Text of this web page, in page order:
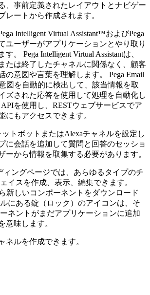
、事前定義されたレイアウトとナビゲー
レートから作成されます。
Intelligent Virtual Assistant™およびPega
ユーザーがアプリケーションとやり取り
。 Pega Intelligent Virtual Assistantは、
たは終了したチャネルに関係なく、顧客
の意図や言葉を理解します。 Pega Email
図を自動的に検出して、該当情報を取
ズされた応答を使用して処理を自動化し
APIを使用し、RESTウェブサービスでア
にもアクセスできます。
ットボットまたはAlexaチャネルを設定し
に会話を追加して質問と回答のセッショ
ーから情報を取集する必要があります。
ィングページでは、あらゆるタイプのチ
イスを作成、表示、編集できます。
ら新しいコンポーネントをダウンロード
にある錠（ロック）のアイコンは、そ
ネントがまだアプリケーションに追加
意味します。
ネルを作成できます。